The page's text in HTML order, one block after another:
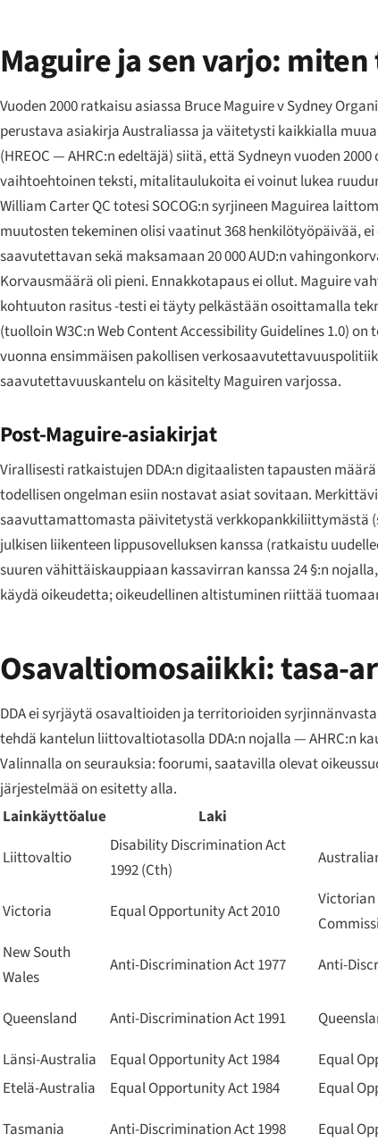
Maguire ja sen varjo:
Vuoden 2000 ratkaisu asiassa Bruce Maguire v Sydney
perustava asiakirja Australiassa ja väitetysti kaikkialla
(HREOC — AHRC:n edeltäjä) siitä, että Sydneyn vuoden
vaihtoehtoinen teksti, mitalitaulukoita ei voinut lukea
William Carter QC totesi SOCOG:n syrjineen Maguirea
muutosten tekeminen olisi vaatinut 368 henkilötyöpäivää,
saavutettavan sekä maksamaan 20 000 AUD:n
Korvausmäärä oli pieni. Ennakkotapaus ei ollut. Maguire
kohtuuton rasitus -testi ei täyty pelkästään osoittamalla
(tuolloin W3C:n Web Content Accessibility Guidelines 1.0)
vuonna ensimmäisen pakollisen
saavutettavuuskantelu on käsiteltyMaguirenvarjossa.
Post-Maguire-asiakirjat
Virallisesti ratkaistujen DDA:n digitaalisten tapausten
todellisen ongelman esiin nostavat asiat sovitaan.
saavuttamattomasta päivitetystä verkkopankkiliittymästä
julkisen liikenteen lippusovelluksen kanssa (ratkaistu
suuren vähittäiskauppiaan kassavirran kanssa 24 §:n
käydä oikeudetta; oikeudellinen altistuminen riittää
Osavaltiomosaiikki: tasa-
DDA ei syrjäytä osavaltioiden ja territorioiden
tehdä kantelun liittovaltiotasolla DDA:n nojalla — AHRC:n
Valinnalla on seurauksia: foorumi, saatavilla olevat
järjestelmää on esitetty alla.
Lainkäyttöalue
Laki
Liittovaltio
Disability Discrimination Act
1992 (Cth)
Victoria Equal Opportunity Act 2010
New South
Wales
Anti-Discrimination Act 1977 Anti-
Queensland Anti-Discrimination Act 1991
Länsi-Australia
Equal Opportunity Act 1984 Equal
Etelä-Australia
Equal Opportunity Act 1984 Equal
Tasmania
Anti-Discrimination Act 1998 Equal